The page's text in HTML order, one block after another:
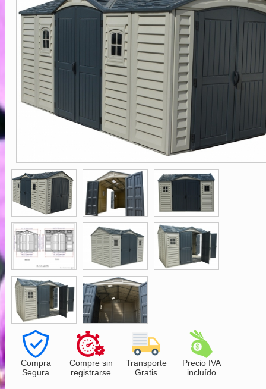
Compra
Segura
Compre sin
registrarse
Transporte
Gratis
Precio IVA
incluído